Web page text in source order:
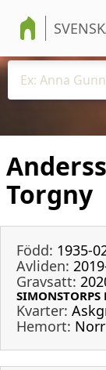
Torgny
Född: 1935-
Avliden:
Gravsatt:
SIMONSTORPS
Kvarter:
Hemort: